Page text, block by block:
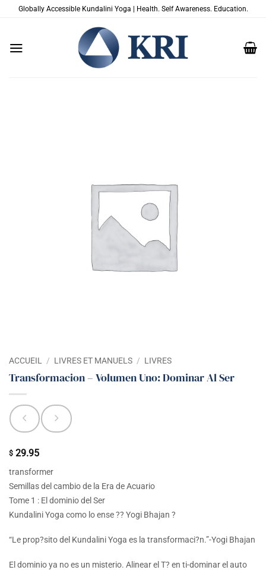
PasserGlobally Accessible Kundalini Yoga | Health. Self Awareness. Education.
ACCUEIL / LIVRES ET MANUELS / LIVRES
Transformacion – Volumen Uno: Dominar Al Ser
$ 29.95
transformer
Semillas del cambio de la Era de Acuario
Tome 1 : El dominio del Ser
Kundalini Yoga como lo ense ?? Yogi Bhajan ?
“Le prop?sito del Kundalini Yoga es la transformaci?n.”-Yogi Bhajan
El dominio ya no es un misterio. Alinear el T? en ti-dominar el auto